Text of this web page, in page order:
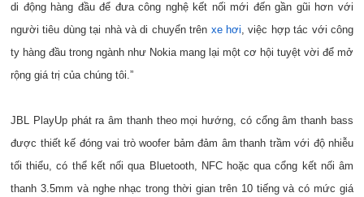
di động hàng đầu để đưa công nghệ kết nối mới đến gần gũi hơn với
người tiêu dùng tại nhà và di chuyển trên xe hơi, việc hợp tác với công
ty hàng đầu trong ngành như Nokia mang lại một cơ hội tuyệt vời để mở
rộng giá trị của chúng tôi.”
JBL PlayUp phát ra âm thanh theo mọi hướng, có cổng âm thanh bass
được thiết kế đóng vai trò woofer bảm đảm âm thanh trầm với độ nhiễu
tối thiểu, có thể kết nối qua Bluetooth, NFC hoặc qua cổng kết nối âm
thanh 3.5mm và nghe nhạc trong thời gian trên 10 tiếng và có mức giá